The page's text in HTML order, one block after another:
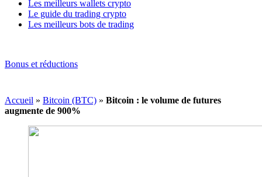
Les meilleurs wallets crypto
Le guide du trading crypto
Les meilleurs bots de trading
Bonus et réductions
Accueil » Bitcoin (BTC) » Bitcoin : le volume de futures
augmente de 900%